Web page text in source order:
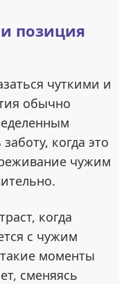
позиция
чуткими и
обычно
когда это
чужим
когда
с чужим
моменты
сменяясь